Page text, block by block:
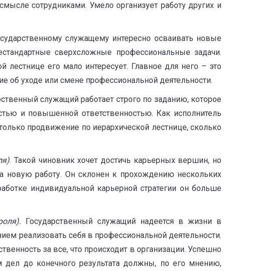
сотрудниками. Умело организует работу других и
служащему интересно осваивать новые
сверхсложные профессиональные задачи.
его мало интересует. Главное для него – это
уходе или смене профессиональной деятельности.
служащий работает строго по заданию, которое
и повышенной ответственностью. Как исполнитель
продвижение по иерархической лестнице, сколько
. Такой чиновник хочет достичь карьерных вершин, но
новую работу. Он склонен к прохождению нескольких
индивидуальной карьерной стратегии он больше
Государственный служащий надеется в жизни в
реализовать себя в профессиональной деятельности.
за все, что происходит в организации. Успешно
дел до конечного результата должны, по его мнению,